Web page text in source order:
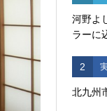
河野よ
ラーに
2
北九州